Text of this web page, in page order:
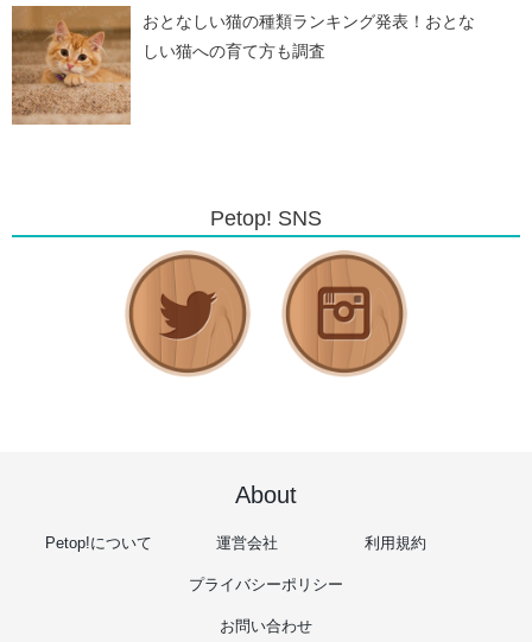
おとなしい猫の種類ランキング発表！おとな
しい猫への育て方も調査
Petop! SNS
About
Petop!について 運営会社 利用規約
プライバシーポリシー
お問い合わせ